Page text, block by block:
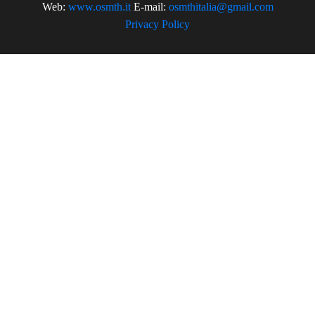
Web: www.osmth.itE-mail: osmthitalia@gmail.com
Privacy Policy